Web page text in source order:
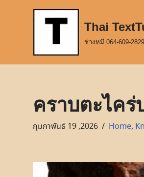
content
Thai
ช่างหมี 064-609-2829
คราบตะไคร่
กุมภาพันธ์ 19 ,2026 Home,